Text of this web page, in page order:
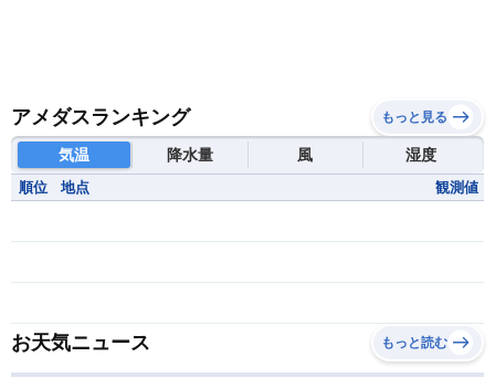
アメダスランキング もっと見る
気温 降水量 風 湿度
順位 地点 観測値
お天気ニュース もっと読む